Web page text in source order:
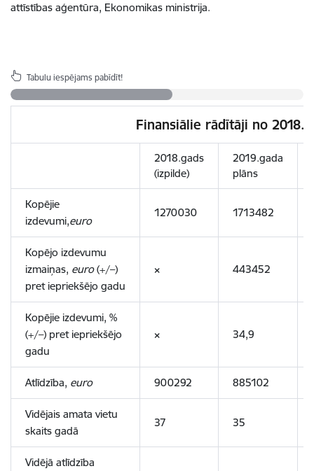
attīstības aģentūra, Ekonomikas ministrija.
Tabulu iespējams pabīdīt!
Finansiālie rādītāji no 2018.
2018.gads
(izpilde)
2019.gada
plāns
Kopējie
izdevumi,euro
1270030 1713482
Kopējo izdevumu
izmaiņas, euro(+/–)
pret iepriekšējo gadu
× 443452
Kopējie izdevumi, %
(+/–) pret iepriekšējo
gadu
× 34,9
Atlīdzība, euro 900292 885102
Vidējais amata vietu
skaits gadā
37 35
Vidējā atlīdzība